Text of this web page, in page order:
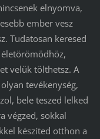
elnyomva,
ember vesz
Tudatosan keresed
velük tölthetsz. A
tevékenység,
bele teszed lelked
végzed, sokkal
készíted otthon a